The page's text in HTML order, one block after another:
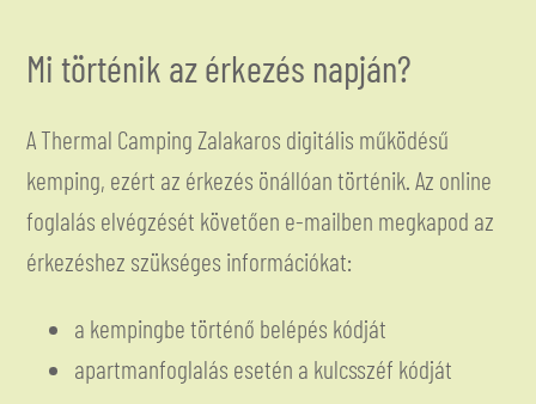
Mi történik az érkezés napján?
A Thermal Camping Zalakaros digitális működésű
kemping, ezért az érkezés önállóan történik. Az online
foglalás elvégzését követően e-mailben megkapod az
érkezéshez szükséges információkat:
a kempingbe történő belépés kódját
apartmanfoglalás esetén a kulcsszéf kódját